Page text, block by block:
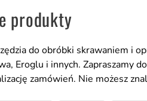
produkty
do obróbki skrawaniem i
Eroglu i innych. Zapraszamy
zamówień. Nie możesz